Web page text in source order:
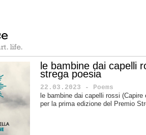
le bambine dai capelli
strega poesia
22.03.2023 - Poems
le bambine dai capelli rossi
per la prima edizione del Premio